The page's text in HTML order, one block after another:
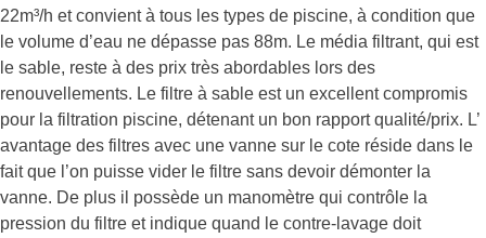
22m³/h et convient à tous les types de piscine, à condition que
le volume d’eau ne dépasse pas 88m. Le média filtrant, qui est
le sable, reste à des prix très abordables lors des
renouvellements. Le filtre à sable est un excellent compromis
pour la filtration piscine, détenant un bon rapport qualité/prix. L’
avantage des filtres avec une vanne sur le cote réside dans le
fait que l’on puisse vider le filtre sans devoir démonter la
vanne. De plus il possède un manomètre qui contrôle la
pression du filtre et indique quand le contre-lavage doit